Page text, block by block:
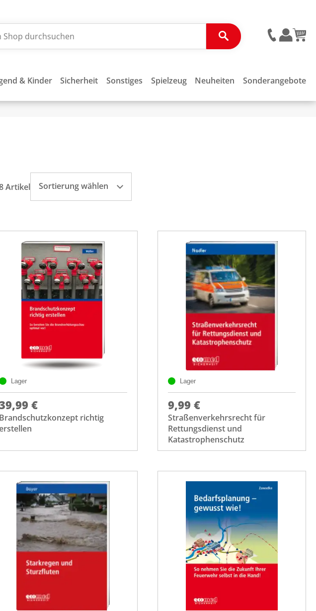
& Kinder Sicherheit Sonstiges Spielzeug Neuheiten Sonderangebote
Artikel Sortierung wählen
Lager
€
Brandschutzkonzept richtig
Lager
9,99 €
Straßenverkehrsrecht für
Rettungsdienst und
Katastrophenschutz